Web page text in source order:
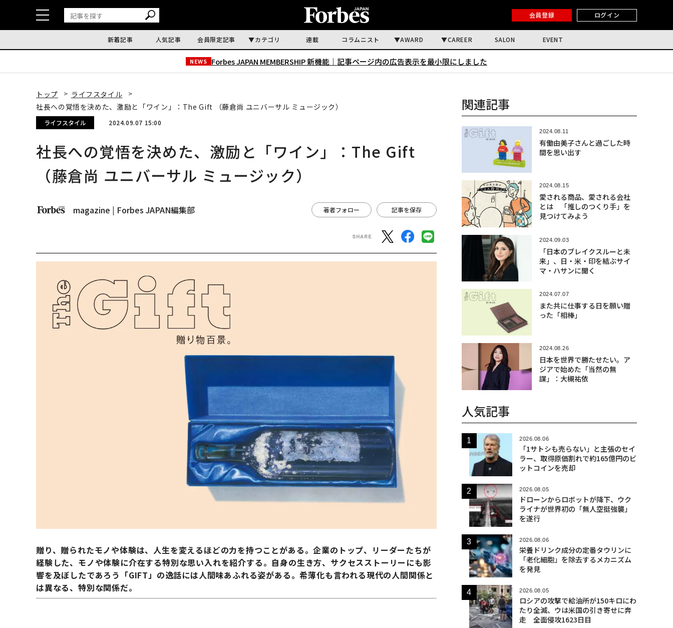
会員登録 ログイン
新着記事 人気記事 会員限定記事 カテゴリ 連載 コラムニスト AWARD CAREER SALON EVENT
NEWS Forbes JAPAN MEMBERSHIP 新機能｜ 記事ページ内の広告表示を最小限にしました
トップ
ライフスタイル
社長への覚悟を決めた、激励と「ワイン」：The Gift （藤倉尚 ユニバーサル ミュージック）
ライフスタイル 2024.09.07 15:00
社長への覚悟を決めた、激励と「ワイン」：The Gift
（藤倉尚 ユニバーサル ミュージック）
magazine | Forbes JAPAN編集部 著者フォロー 記事を保存
贈り、贈られたモノや体験は、人生を変えるほどの力を持つことがある。企業のトップ、リーダーたちが
経験した、モノや体験に介在する特別な思い入れを紹介する。自身の生き方、サクセスストーリーにも影
響を及ぼしたであろう「GIFT」の逸話には人間味あふれる姿がある。希薄化も言われる現代の人間関係と
は異なる、特別な関係だ。
関連記事
2024.08.11
有働由美子さんと過ごした時
間を思い出す
2024.08.15
愛される商品、愛される会社
とは 「推しのつくり手」を
見つけてみよう
2024.09.03
「日本のブレイクスルーと未
来」、日・米・印を結ぶサイ
マ・ハサンに聞く
2024.07.07
また共に仕事する日を願い贈
った「相棒」
2024.08.26
日本を世界で勝たせたい。ア
ジアで始めた「当然の無
謀」：大槻祐依
人気記事
2026.08.06
「1サトシも売らない」と主張のセイ
ラー、取得原価割れで約165億円のビ
ットコインを売却
2026.08.05
ドローンからロボットが降下、ウク
ライナが世界初の「無人空挺強襲」
を遂行
2026.08.06
栄養ドリンク成分の定番タウリンに
「老化細胞」を除去するメカニズム
を発見
2026.08.05
ロシアの攻撃で給油所が150キロにわ
たり全滅、ウは米国の引き寄せに奔
走 全面侵攻1623日目